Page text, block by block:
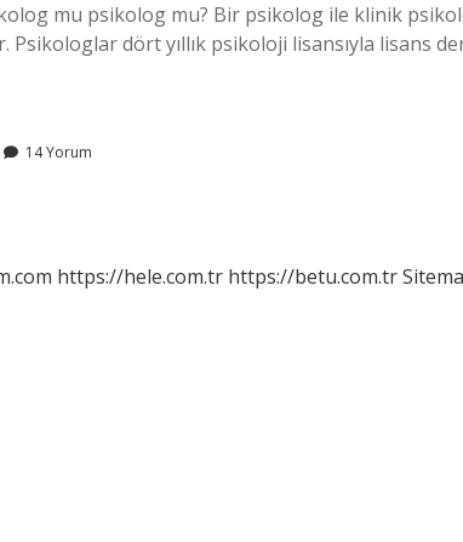
mu psikolog mu? Bir psikolog ile klinik
Psikologlar dört yıllık psikoloji lisansıyla lisans
14 Yorum
https://hele.com.tr https://betu.com.tr